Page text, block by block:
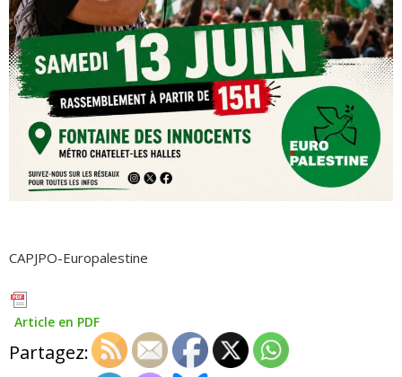
CAPJPO-Europalestine
Article en PDF
Partagez: